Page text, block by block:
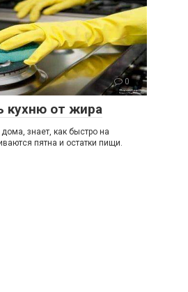
0
кухню от жира
знает, как быстро на
пятна и остатки пищи.